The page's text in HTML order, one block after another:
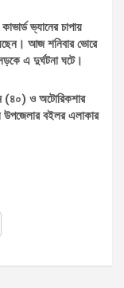
ভ্যানের চাপায়
আজ শনিবার ভোরে
এ দুর্ঘটনা ঘটে।
(৪০) ও অটোরিকশার
বইলর এলাকার